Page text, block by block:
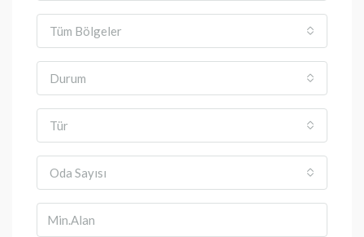
Tüm Bölgeler
Durum
Tür
Oda Sayısı